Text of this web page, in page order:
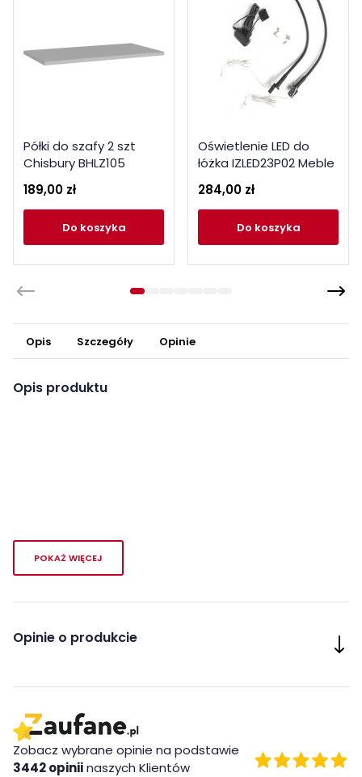
Półki do szafy 2 szt
Chisbury BHLZ105
189,00 zł
do koszyka
Oświetlenie LED do
łóżka IZLED23P02 Meble
284,00 zł
do koszyka
Opis Szczegóły Opinie
Opis produktu
POKAŻ WIĘCEJ
Opinie o produkcie
Zobacz wybrane opinie na podstawie
3442 opiniinaszych Klientów